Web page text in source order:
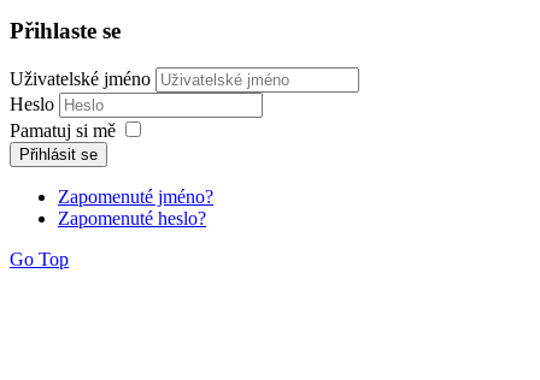
Přihlaste se
Uživatelské jméno
Heslo
Pamatuj si mě
Přihlásit se
Zapomenuté jméno?
Zapomenuté heslo?
Go Top